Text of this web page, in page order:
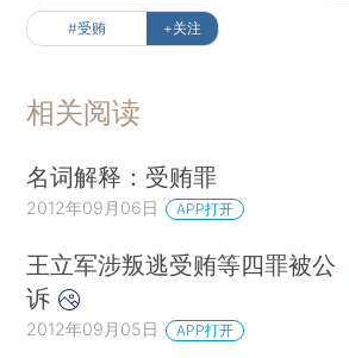
#受贿 +关注
相关阅读
名词解释：受贿罪
2012年09月06日 APP打开
王立军涉叛逃受贿等四罪被公
诉
2012年09月05日 APP打开